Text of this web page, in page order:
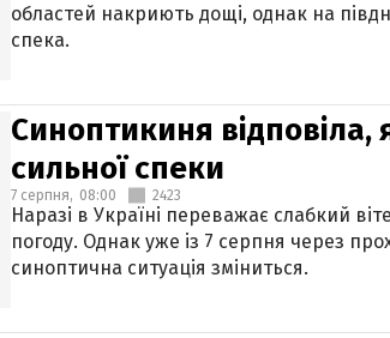
областей накриють дощі, однак на
спека.
Синоптикиня відповіла,
сильної спеки
7 серпня, 08:00 2423
Наразі в Україні переважає слабкий
погоду. Однак уже із 7 серпня через
синоптична ситуація зміниться.